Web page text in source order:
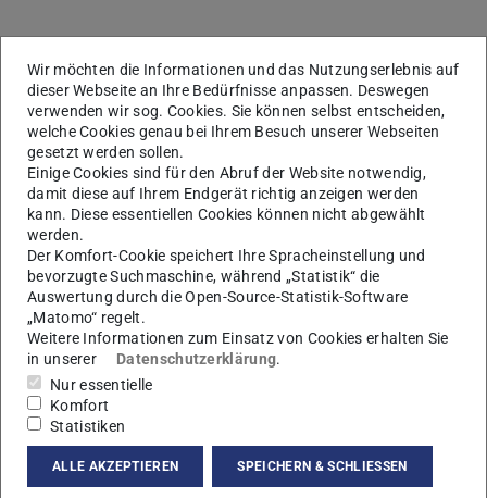
Am Fachgebiet kann jedes Winter- oder Sommersemester
ein Robotik-Projektseminar für Studierende im
Master-
Studiengang Mechatronikdurchgeführt werden
(abhängig von der Verfügbarkeit an Themen). Diese
Themen sind in der Regel eng an
laufende
Forschungs- und Entwicklungsprojektegekoppelt. Bitte
wenden Sie sich bei Interesse mit folgenden
Informationen an die EMail-Adresse:
ps-mechatronik 'at' sim.tu-darmstadt.de
Betreff/Subject:[PS-M] <Name>
Den Platzhalter <Name> durch Ihren Vor- und Nachnamen
ersetzen.
Beispiel – Subject:
Email-Text:
Wir möchten die Informationen und das Nutzungserlebnis auf
dieser Webseite an Ihre Bedürfnisse anpassen. Deswegen
verwenden wir sog. Cookies. Sie können selbst entscheiden,
welche Cookies genau bei Ihrem Besuch unserer Webseiten
gesetzt werden sollen.
Einige Cookies sind für den Abruf der Website notwendig,
damit diese auf Ihrem Endgerät richtig anzeigen werden
kann. Diese essentiellen Cookies können nicht abgewählt
werden.
Der Komfort-Cookie speichert Ihre Spracheinstellung und
bevorzugte Suchmaschine, während „Statistik“ die
Auswertung durch die Open-Source-Statistik-Software
„Matomo“ regelt.
Weitere Informationen zum Einsatz von Cookies erhalten Sie
in unserer
Datenschutzerklärung.
Nur essentielle
Komfort
Statistiken
ALLE AKZEPTIEREN SPEICHERN & SCHLIESSEN